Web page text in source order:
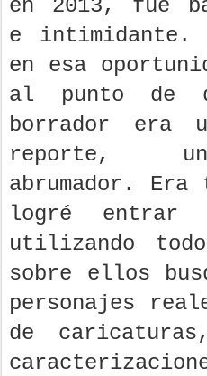
en 2013, fue
e intimidante.
en esa
al punto de
borrador era
reporte, un
abrumador.
logré entrar
utilizando
sobre ellos
personajes
de